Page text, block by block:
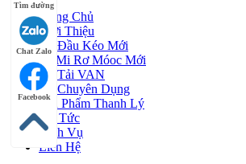
Tìm đường
Chat Zalo
Facebook
Trang Chủ
Giới Thiệu
Xe Đầu Kéo Mới
Sơ Mi Rơ Móoc Mới
Xe Tải VAN
Xe Chuyên Dụng
Sản Phẩm Thanh Lý
Tin Tức
Dịch Vụ
Liên Hệ